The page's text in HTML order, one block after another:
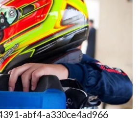
abf4-a330ce4ad966